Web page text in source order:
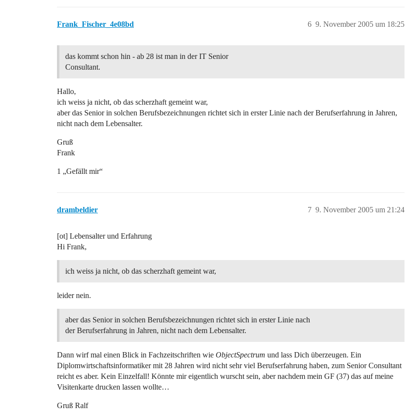
Frank_Fischer_4e08bd 9. November 2005 um 18:25
6
das kommt schon hin - ab 28 ist man in der IT Senior
Consultant.
Hallo,
ich weiss ja nicht, ob das scherzhaft gemeint war,
aber das Senior in solchen Berufsbezeichnungen richtet sich in erster Linie nach der Berufserfahrung in Jahren,
nicht nach dem Lebensalter.
Gruß
Frank
1 „Gefällt mir“
drambeldier 9. November 2005 um 21:24
7
[ot] Lebensalter und Erfahrung
Hi Frank,
ich weiss ja nicht, ob das scherzhaft gemeint war,
leider nein.
aber das Senior in solchen Berufsbezeichnungen richtet sich in erster Linie nach
der Berufserfahrung in Jahren, nicht nach dem Lebensalter.
Dann wirf mal einen Blick in Fachzeitschriften wie ObjectSpectrum und lass Dich überzeugen. Ein
Diplomwirtschaftsinformatiker mit 28 Jahren wird nicht sehr viel Berufserfahrung haben, zum Senior Consultant
reicht es aber. Kein Einzelfall! Könnte mir eigentlich wurscht sein, aber nachdem mein GF (37) das auf meine
Visitenkarte drucken lassen wollte…
Gruß Ralf